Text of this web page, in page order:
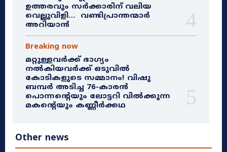
ഉത്തരവും സർക്കാരിന് വലിയ
വെല്ലുവിളി… വണ്ടിപ്രാന്തന്മാർ
അറിയാൻ
Breaking now
മറ്റുള്ളവർക്ക് ഭാഗ്യം
നൽകിയവർക്ക് ഒടുവിൽ
കോടികളുടെ സമ്മാനം! വിഷു
ബമ്പർ അടിച്ച 76-കാരൻ
പൊന്നന്റെയും ലോട്ടറി വിൽക്കുന്ന
മകന്റെയും കണ്ണീർക്കഥ
Other news